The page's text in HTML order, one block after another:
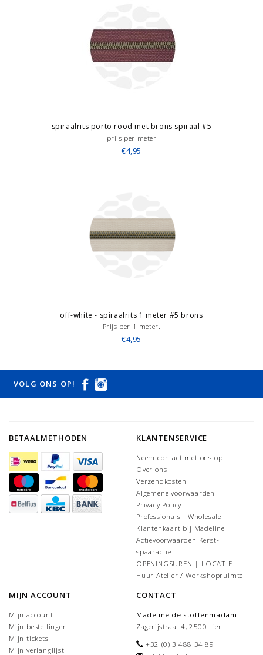
spiraalrits porto rood met brons spiraal #5
prijs per meter
€4,95
off-white - spiraalrits 1 meter #5 brons
Prijs per 1 meter.
€4,95
VOLG ONS OP!
BETAALMETHODEN KLANTENSERVICE
Neem contact met ons op
Over ons
Verzendkosten
Algemene voorwaarden
Privacy Policy
Professionals - Wholesale
Klantenkaart bij Madeline
Actievoorwaarden Kerst-
spaaractie
OPENINGSUREN | LOCATIE
Huur Atelier / Workshopruimte
MIJN ACCOUNT
Mijn account
Mijn bestellingen
Mijn tickets
Mijn verlanglijst
CONTACT
Madeline de stoffenmadam
Zagerijstraat 4, 2500 Lier
+32 (0) 3 488 34 89